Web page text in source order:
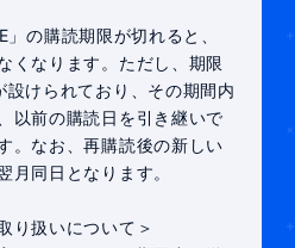
LOGIN
」の購読期限が切れると、
くなります。ただし、期限
けられており、その期間内
以前の購読日を引き継いで
。なお、再購読後の新しい
月同日となります。
り扱いについて＞